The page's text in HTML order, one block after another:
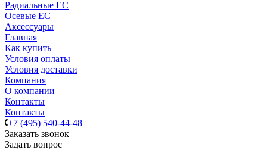
Радиальные EC
Осевые EC
Аксессуары
Главная
Как купить
Условия оплаты
Условия доставки
Компания
О компании
Контакты
Контакты
+7 (495) 540-44-48
Заказать звонок
Задать вопрос